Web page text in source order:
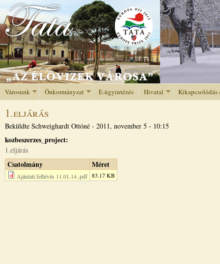
Jump to navigation
Városunk Önkormányzat E-ügyintézés Hivatal Kikapcsolódás
1.eljárás
Beküldte Schweighardt Ottóné - 2011, november 5 - 10:15
kozbeszerzes_project:
1.eljárás
Csatolmány Méret
Ajánlati felhívás 11.01.14..pdf 83.17 KB